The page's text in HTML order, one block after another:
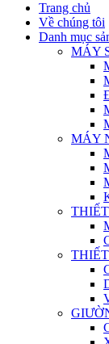
Trang chủ
Về chúng tôi
Danh mục
MÁY
MÁY